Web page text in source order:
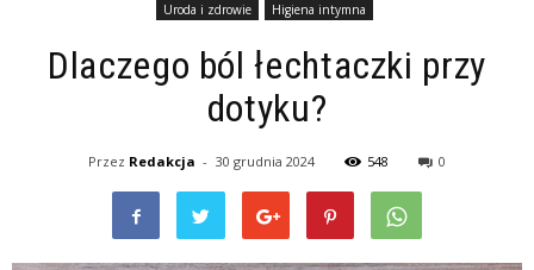
Uroda i zdrowie Higiena intymna
Dlaczego ból łechtaczki przy
dotyku?
Przez Redakcja - 30 grudnia 2024 548 0